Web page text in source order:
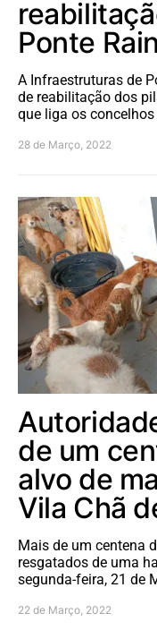
Ponte
A Infraestruturas de
de reabilitação dos
que liga os
28 de Março, 2022
de um
alvo de
Vila Chã
Mais de um centena
resgatados de uma
segunda-feira, 21 de
22 de Março, 2022